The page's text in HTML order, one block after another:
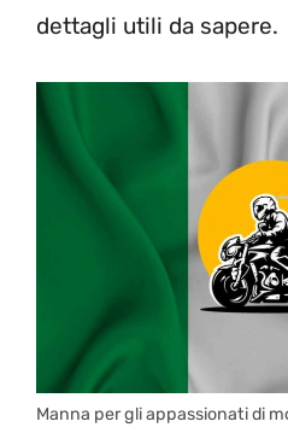
dettagli utili da sapere.
Manna per gli appassionati di